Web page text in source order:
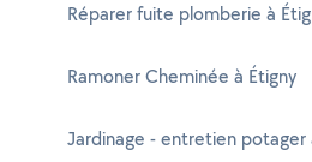
Réparer fuite plomberie à
Ramoner Cheminée à Étigny
Jardinage - entretien potager